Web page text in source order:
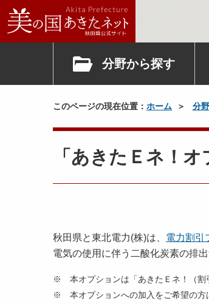
分野から探す
このページの現在位置： ホーム 分
「あきたＥネ！
秋田県と東北電力(株)は、 電力割引
電気の使用に伴う二酸化炭素の排
※ 本オプションは「あきたＥネ！（割
※ 本オプションへの加入をご希望の方